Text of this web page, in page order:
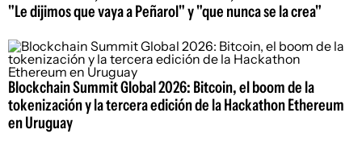
"Le dijimos que vaya a Peñarol" y "que nunca se la crea"
Blockchain Summit Global 2026: Bitcoin, el boom de la
tokenización y la tercera edición de la Hackathon Ethereum
en Uruguay